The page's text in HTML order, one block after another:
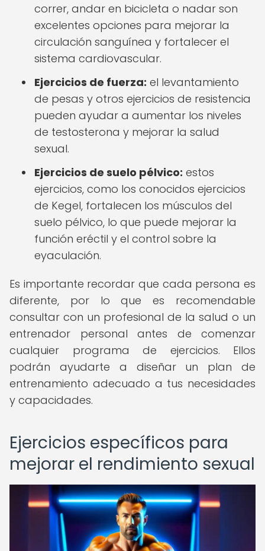
correr, andar en bicicleta o nadar son
excelentes opciones para mejorar la
circulación sanguínea y fortalecer el
sistema cardiovascular.
Ejercicios de fuerza: el levantamiento
de pesas y otros ejercicios de resistencia
pueden ayudar a aumentar los niveles
de testosterona y mejorar la salud
sexual.
Ejercicios de suelo pélvico: estos
ejercicios, como los conocidos ejercicios
de Kegel, fortalecen los músculos del
suelo pélvico, lo que puede mejorar la
función eréctil y el control sobre la
eyaculación.
Es importante recordar que cada persona es
diferente, por lo que es recomendable
consultar con un profesional de la salud o un
entrenador personal antes de comenzar
cualquier programa de ejercicios. Ellos
podrán ayudarte a diseñar un plan de
entrenamiento adecuado a tus necesidades
y capacidades.
Ejercicios específicos para
mejorar el rendimiento sexual